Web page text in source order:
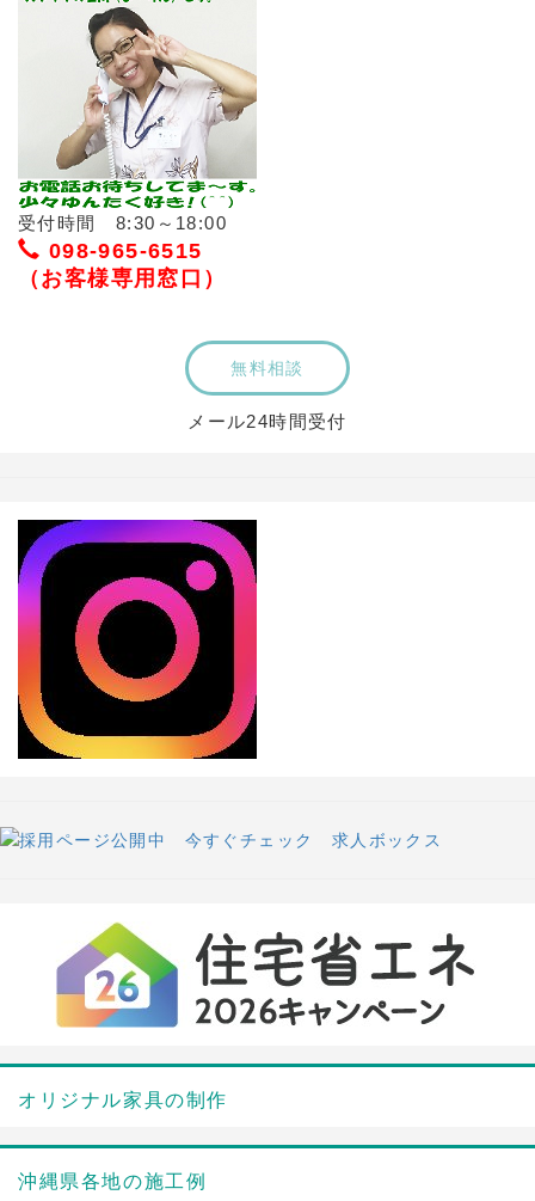
受付時間 8:30～18:00
098-965-6515
（お客様専用窓口）
無料相談
メール24時間受付
オリジナル家具の制作
沖縄県各地の施工例